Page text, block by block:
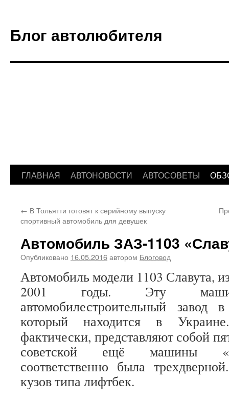
Блог автолюбителя
Перейти
содержимому
ГЛАВНАЯ АВТОНОВОСТИ АВТОСОВЕТЫ
← В Тольятти готовят к серийному выпуску
спортивный автомобиль для девушек
Автомобиль ЗАЗ-1103
Опубликовано 16.05.2016автором Блоговод
Автомобиль модели 1103 Славута,
2001 годы. Эту
автомобилестроительный завод
который находится в
фактически, представляют собой
советской ещё машины
соответственно была
кузов типа лифтбек.